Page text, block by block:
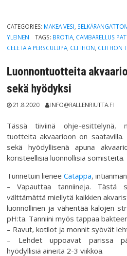
CATEGORIES: MAKEA VESI
YLEINEN
TAGS: BROTIA, CAMBARELLUS
CELETAIA PERSCULUPA CLITHON CLITHON
Luonnontuotteita
sekä hyödyksi
21.8.2020 INFO@RALLENRIUTTA.FI
Tässä tiiviinä ohje-esittelynä,
tuotteita akvaarioon on
sekä hyödyllisenä apuna
koristeellisia luonnollisia somisteita.
Tunnetuin lieneeCatappa,
– Vapauttaa tanniineja. Tästä
välttämättä miellytä kaikkien
luonnollinen ja vähentää kalojen
pH:ta. Tanniini myös tappaa
– Ravut, kotilot ja monnit syövät
– Lehdet uppoavat parissa
hyödyllisiä aineita 2-3 viikkoa.